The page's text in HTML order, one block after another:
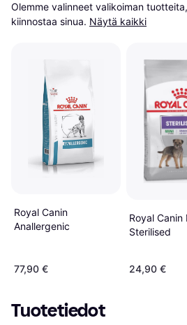
Olemme valinneet valikoiman
kiinnostaa sinua. Näytä kaikki
Royal Canin
Anallergenic
77,90 €
Royal Canin
Sterilised
24,90 €
Tuotetiedot